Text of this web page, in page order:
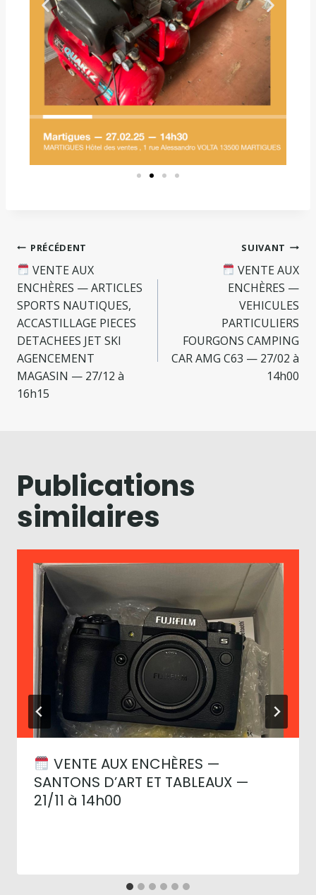
PRÉCÉDENT
VENTE AUX
ENCHÈRES — ARTICLES
SPORTS NAUTIQUES,
ACCASTILLAGE PIECES
DETACHEES JET SKI
AGENCEMENT
MAGASIN — 27/12 à
16h15
SUIVANT
VENTE AUX
ENCHÈRES —
VEHICULES
PARTICULIERS
FOURGONS CAMPING
CAR AMG C63 — 27/02 à
14h00
Publications
similaires
VENTE AUX ENCHÈRES —
SANTONS D’ART ET TABLEAUX —
21/11 à 14h00